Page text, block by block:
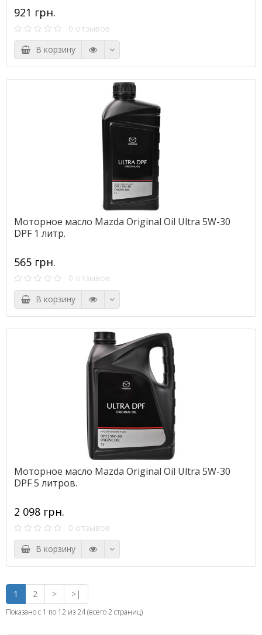
921 грн.
0 отзывов
В корзину
Моторное масло Mazda Original Oil Ultra 5W-30
DPF 1 литр.
565 грн.
0 отзывов
В корзину
Моторное масло Mazda Original Oil Ultra 5W-30
DPF 5 литров.
2 098 грн.
0 отзывов
В корзину
1 2 > >|
Показано с 1 по 12 из 24 (всего 2 страниц)